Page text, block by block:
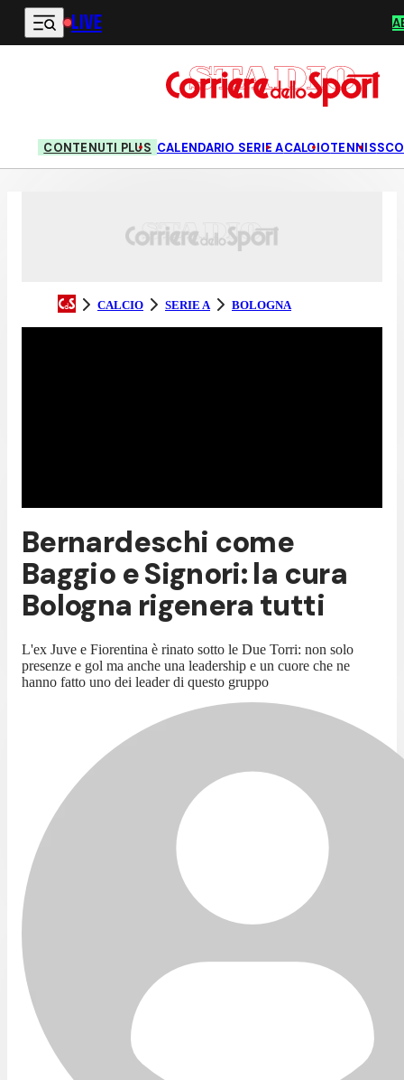
Vai al contenuto principale
LIVE
CONTENUTI PLUS CALENDARIO SERIE ACALCIOTENNIS
CALCIO SERIE A BOLOGNA
Bernardeschi come
Baggio e Signori: la cura
Bologna rigenera tutti
L'ex Juve e Fiorentina è rinato sotto le Due Torri: non solo
presenze e gol ma anche una leadership e un cuore che ne
hanno fatto uno dei leader di questo gruppo